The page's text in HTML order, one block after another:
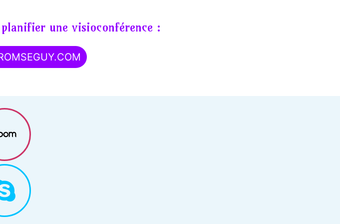
une visioconférence :